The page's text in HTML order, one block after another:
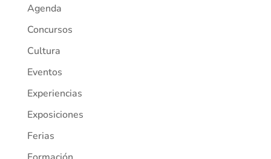
Agenda
Concursos
Cultura
Eventos
Experiencias
Exposiciones
Ferias